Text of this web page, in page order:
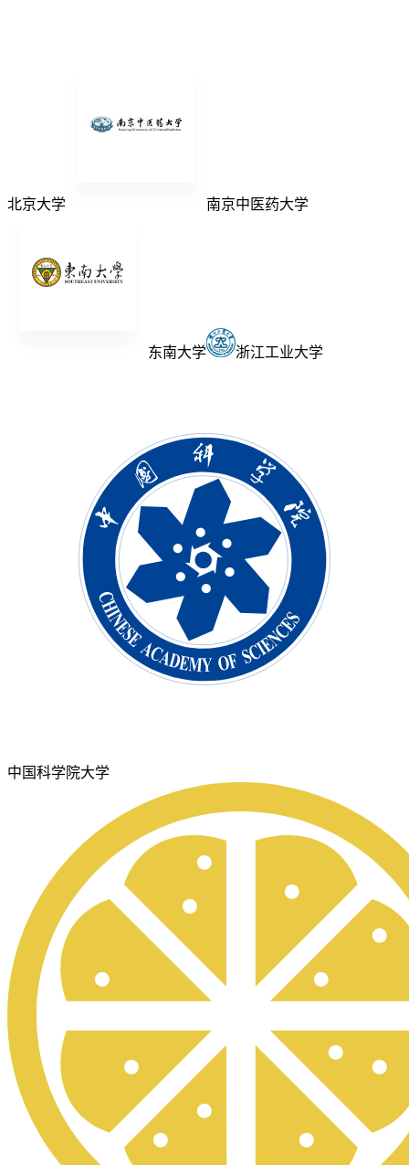
北京大学 南京中医药大学
东南大学 浙江工业大学
中国科学院大学